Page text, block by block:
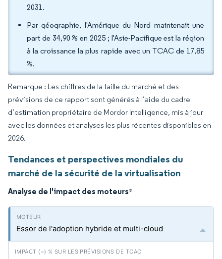
2031.
Par géographie, l'Amérique du Nord maintenait une
part de 34,90 % en 2025 ; l'Asie-Pacifique est la région
à la croissance la plus rapide avec un TCAC de 17,85
%.
Remarque : Les chiffres de la taille du marché et des
prévisions de ce rapport sont générés à l’aide du cadre
d’estimation propriétaire de Mordor Intelligence, mis à jour
avec les données et analyses les plus récentes disponibles en
2026.
Tendances et perspectives mondiales du
marché de la sécurité de la virtualisation
Analyse de l'impact des moteurs*
Essor de l'adoption hybride et multi-cloud